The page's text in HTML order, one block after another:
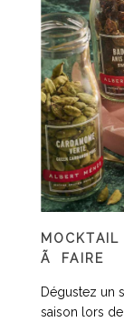
Ã FAIRE
Dégustez un
saison lors